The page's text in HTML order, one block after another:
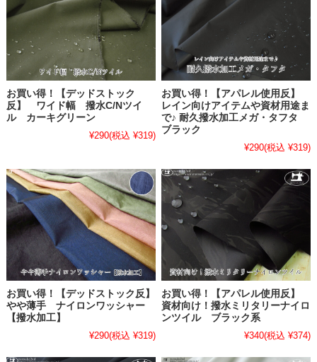
お買い得！【デッドストック
反】 ワイド幅 撥水C/Nツイ
ル カーキグリーン
¥290(税込 ¥319)
お買い得！【アパレル使用反】
レイン向けアイテムや資材用途ま
で♪ 耐久撥水加工メガ・タフタ
ブラック
¥290(税込 ¥319)
お買い得！【デッドストック反】
やや薄手 ナイロンワッシャー
【撥水加工】
¥290(税込 ¥319)
お買い得！【アパレル使用反】
資材向け！撥水ミリタリーナイロ
ンツイル ブラック系
¥340(税込 ¥374)